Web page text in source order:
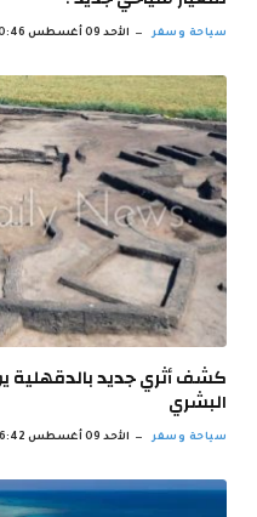
سياحة وسفر الأحد 09 أغسطس 10:46 ص
كشف أثري جديد بالدقهلية
البشري
سياحة وسفر الأحد 09 أغسطس 6:42 ص